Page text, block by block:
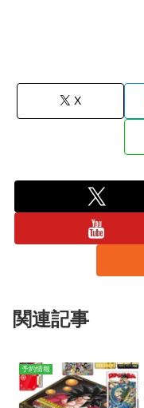
X
関連記事
予約情報